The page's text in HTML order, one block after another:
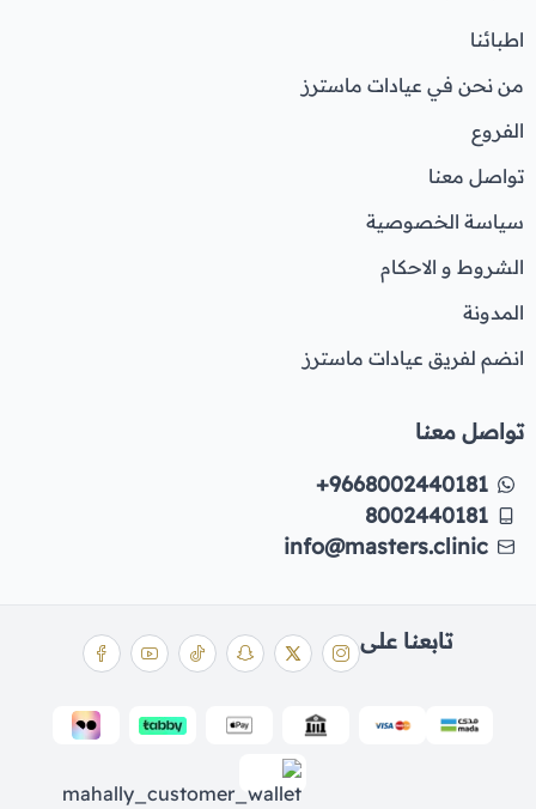
اطبائنا
من نحن في عيادات ماسترز
الفروع
تواصل معنا
سياسة الخصوصية
الشروط و الاحكام
المدونة
انضم لفريق عيادات ماسترز
تواصل معنا
+9668002440181
8002440181
info@masters.clinic
تابعنا على